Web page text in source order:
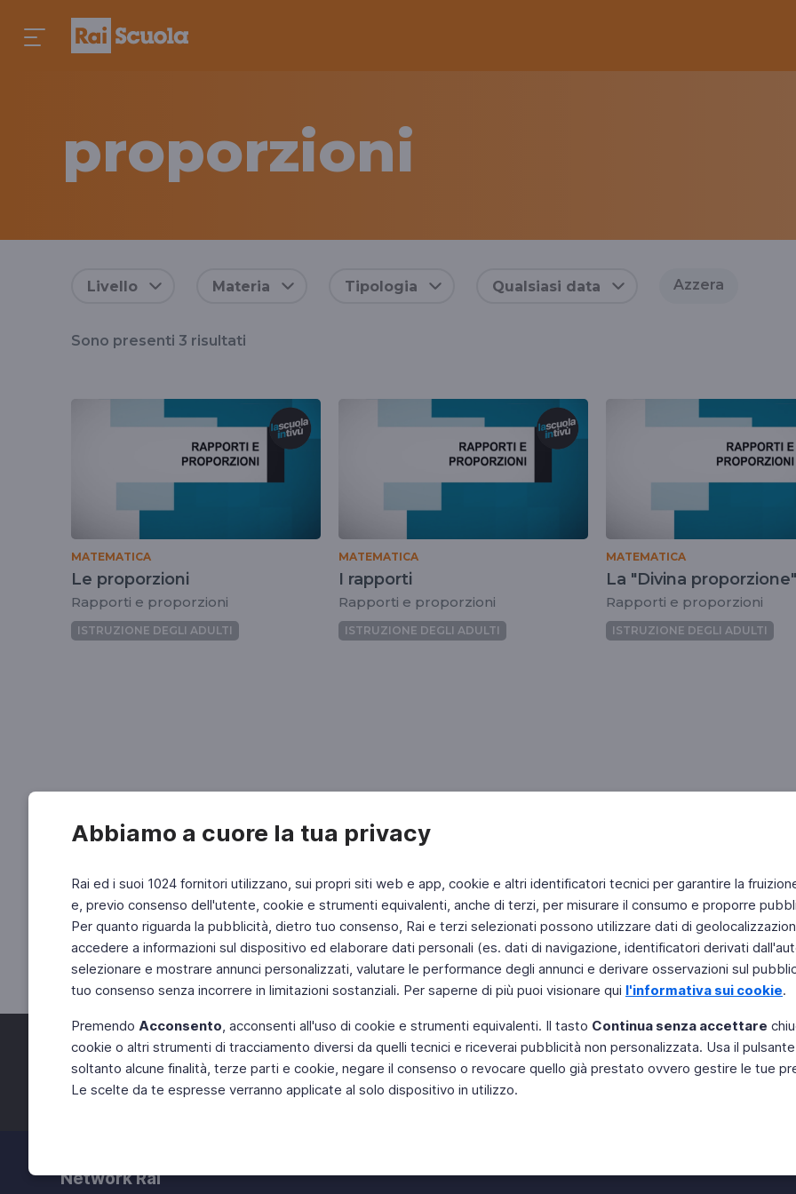
Abbiamo a cuore la tua privacy
Rai ed i suoi 1024 fornitori utilizzano, sui propri siti web e app, cookie e altri identificatori tecnici per garantire la
e, previo consenso dell'utente, cookie e strumenti equivalenti, anche di terzi, per misurare il consumo e proporre
Per quanto riguarda la pubblicità, dietro tuo consenso, Rai e terzi selezionati possono utilizzare dati di
accedere a informazioni sul dispositivo ed elaborare dati personali (es. dati di navigazione, identificatori derivati
selezionare e mostrare annunci personalizzati, valutare le performance degli annunci e derivare osservazioni sul
tuo consenso senza incorrere in limitazioni sostanziali. Per saperne di più puoi visionare qui l'informativa sui cookie.
Premendo Acconsento, acconsenti all'uso di cookie e strumenti equivalenti. Il tasto Continua senza accettare
cookie o altri strumenti di tracciamento diversi da quelli tecnici e riceverai pubblicità non personalizzata. Usa il
soltanto alcune finalità, terze parti e cookie, negare il consenso o revocare quello già prestato ovvero gestire le tue
Le scelte da te espresse verranno applicate al solo dispositivo in utilizzo.
proporzioni
tag
proporzioni
Livello Materia Tipologia Qualsiasi data Azzera
Sono presenti 3 risultati
MATEMATICA
Le proporzioni
Rapporti e proporzioni
ISTRUZIONE DEGLI ADULTI
MATEMATICA
I rapporti
Rapporti e proporzioni
ISTRUZIONE DEGLI ADULTI
MATEMATICA
La "Divina proporzione"
Rapporti e proporzioni
ISTRUZIONE DEGLI ADULTI
Facebook Twitter Instagram